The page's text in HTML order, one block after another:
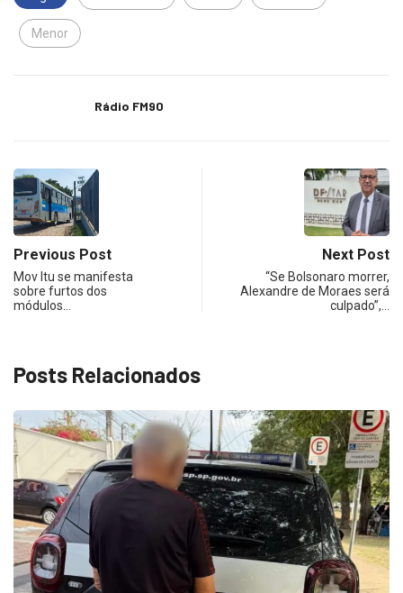
Menor
Rádio FM90
Previous Post
Mov Itu se manifesta
sobre furtos dos
módulos…
Next Post
“Se Bolsonaro morrer,
Alexandre de Moraes será
culpado”,…
Posts Relacionados